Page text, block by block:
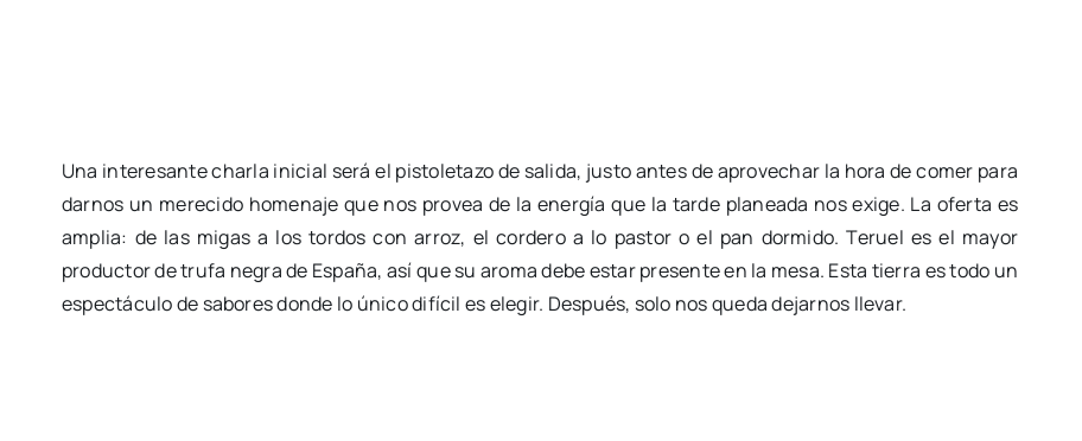
Una interesante charla inicial será el pistoletazo de salida, justo antes de aprovechar la hora de comer para
darnos un merecido homenaje que nos provea de la energía que la tarde planeada nos exige. La oferta es
amplia: de las migas a los tordos con arroz, el cordero a lo pastor o el pan dormido. Teruel es el mayor
productor de trufa negra de España, así que su aroma debe estar presente en la mesa. Esta tierra es todo un
espectáculo de sabores donde lo único difícil es elegir. Después, solo nos queda dejarnos llevar.